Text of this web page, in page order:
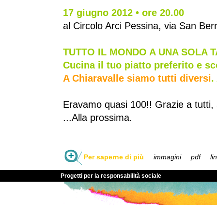
17 giugno 2012 • ore 20.00
al Circolo Arci Pessina, via San
TUTTO IL MONDO A UNA SOLA
Cucina il tuo piatto preferito e
A Chiaravalle siamo tutti diversi.
Eravamo quasi 100!! Grazie a
...Alla prossima.
Per saperne di più immagini pdf
Progetti per la responsabilità sociale